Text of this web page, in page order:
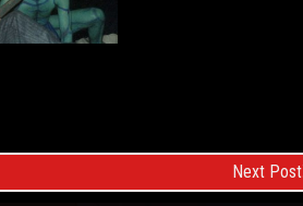
Next Post